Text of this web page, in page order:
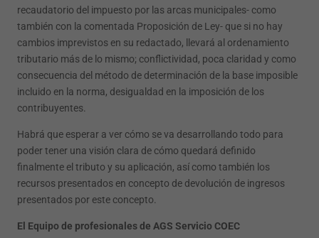
recaudatorio del impuesto por las arcas municipales- como
también con la comentada Proposición de Ley- que si no hay
cambios imprevistos en su redactado, llevará al ordenamiento
tributario más de lo mismo; conflictividad, poca claridad y como
consecuencia del método de determinación de la base imposible
incluido en la norma, desigualdad en la imposición de los
contribuyentes.
Habrá que esperar a ver cómo se va desarrollando todo para
poder tener una visión clara de cómo quedará definido
finalmente el tributo y su aplicación, así como también los
recursos presentados en concepto de devolución de ingresos
presentados por este concepto.
El Equipo de profesionales de AGS Servicio COEC